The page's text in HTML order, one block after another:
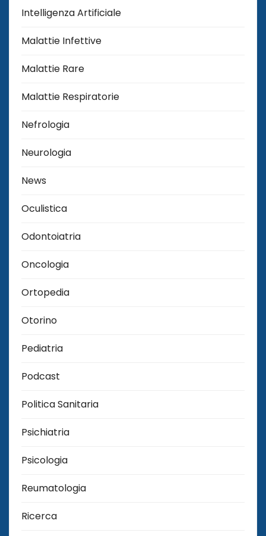
Intelligenza Artificiale
Malattie Infettive
Malattie Rare
Malattie Respiratorie
Nefrologia
Neurologia
News
Oculistica
Odontoiatria
Oncologia
Ortopedia
Otorino
Pediatria
Podcast
Politica Sanitaria
Psichiatria
Psicologia
Reumatologia
Ricerca